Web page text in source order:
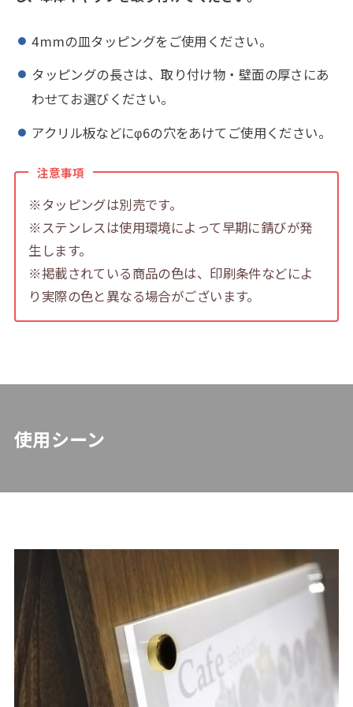
4mmの皿タッピングをご使用ください。
タッピングの長さは、取り付け物・壁面の厚さにあ
わせてお選びください。
アクリル板などにφ6の穴をあけてご使用ください。
注意事項
※タッピングは別売です。
※ステンレスは使用環境によって早期に錆びが発
生します。
※掲載されている商品の色は、印刷条件などによ
り実際の色と異なる場合がございます。
使用シーン